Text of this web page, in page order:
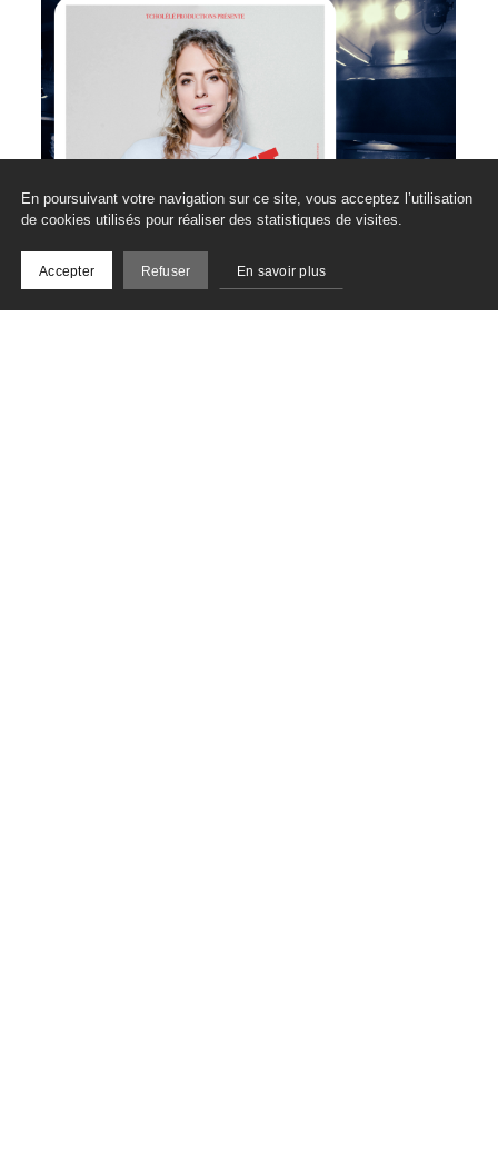
En poursuivant votre navigation sur ce site, vous acceptez l’utilisation
de cookies utilisés pour réaliser des statistiques de visites.
Accepter Refuser En savoir plus